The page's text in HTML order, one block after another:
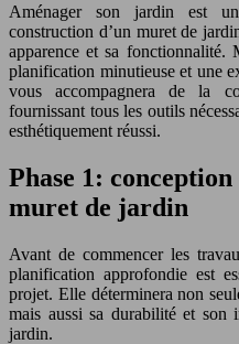
Aménager son jardin est
construction d’un muret de
apparence et sa fonctionnalité.
planification minutieuse et une
vous accompagnera de la
fournissant tous les outils
esthétiquement réussi.
Phase 1:
muret de jardin
Avant de commencer les
planification approfondie est
projet. Elle déterminera non
mais aussi sa durabilité et son
jardin.